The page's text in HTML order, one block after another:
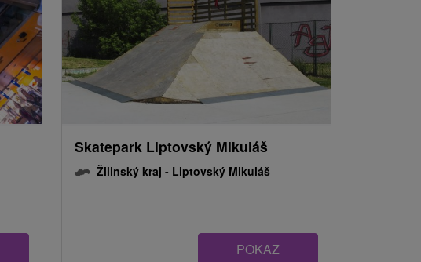
Skatepark Liptovský Mikuláš
Žilinský kraj - Liptovský Mikuláš
POKAZ